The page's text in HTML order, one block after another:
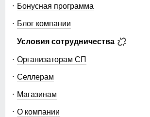
Бонусная программа
Блог компании
Условия сотрудничества
Организаторам СП
Селлерам
Магазинам
О компании